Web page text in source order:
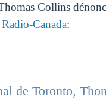
Collins
Radio-Canada:
de Toronto,